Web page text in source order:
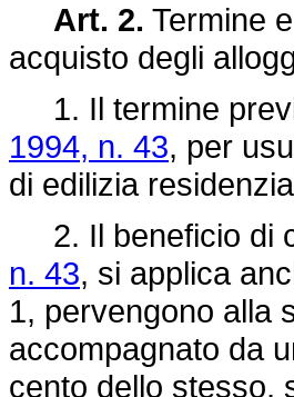
Art. 2. Termine
acquisto degli
1. Il termine
1994, n. 43, per
di edilizia
2. Il beneficio di
n. 43, si applica
1, pervengono alla
accompagnato da
cento dello stesso,